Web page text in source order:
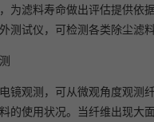
为滤料寿命做出评估提供依
测试仪，可检测各类除尘滤料
镜观测，可从微观角度观测
的使用状况。当纤维出现大